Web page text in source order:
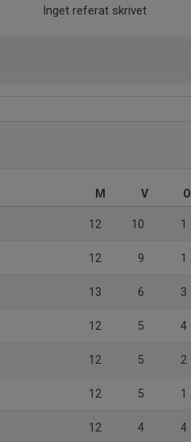
Inget referat skrivet
M V O
12 10 1
12 9 1
13 6 3
12 5 4
12 5 2
12 5 1
12 4 4